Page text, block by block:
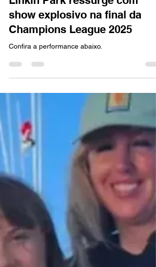
Marcello Almeida
2 de jun. de 2025
2 min de leitura
MÚSICA
show explosivo na final da
Champions League 2025
Confira a performance abaixo.